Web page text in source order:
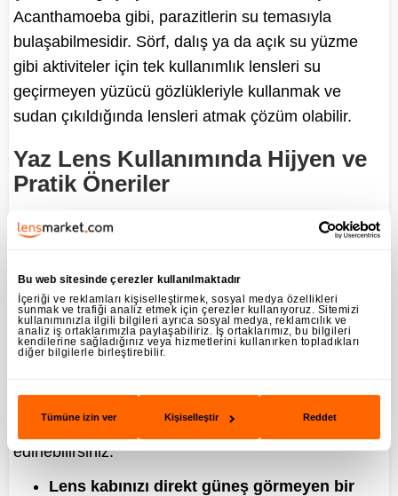
Bu web sitesinde çerezler kullanılmaktadır
İçeriği ve reklamları kişiselleştirmek, sosyal medya özellikleri
sunmak ve trafiği analiz etmek için çerezler kullanıyoruz. Sitemizi
kullanımınızla ilgili bilgileri ayrıca sosyal medya, reklamcılık ve
analiz iş ortaklarımızla paylaşabiliriz. İş ortaklarımız, bu bilgileri
kendilerine sağladığınız veya hizmetlerini kullanırken topladıkları
diğer bilgilerle birleştirebilir.
Tümüne izin ver Kişiselleştir Reddet
Acanthamoeba gibi, parazitlerin su temasıyla
bulaşabilmesidir. Sörf, dalış ya da açık su yüzme
gibi aktiviteler için tek kullanımlık lensleri su
geçirmeyen yüzücü gözlükleriyle kullanmak ve
sudan çıkıldığında lensleri atmak çözüm olabilir.
Yaz Lens Kullanımında Hijyen ve
Pratik Öneriler
Yaz aylarında terleme artar ve eller daha sık
kirlenebilir. Lens takmadan veya çıkarmadan önce
olmakla birlikte yazın özellikle önem kazanır. Kum,
güneş kremi ya da böcek kovucu gibi maddeler lens
yüzeyine bulaşabilir; bu durum hem konforu hem de
Günlük hayatta yazın lens kullanımını daha güvenli
ve konforlu hale getirmek için şu alışkanlıkları
edinebilirsiniz:
Lens kabınızı direkt güneş görmeyen bir